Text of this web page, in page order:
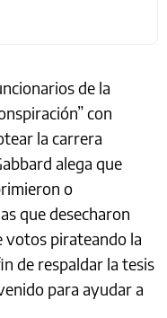
de la
con
la carrera
alega que
o
que desecharon
votos pirateando la
de respaldar la tesis
para ayudar a